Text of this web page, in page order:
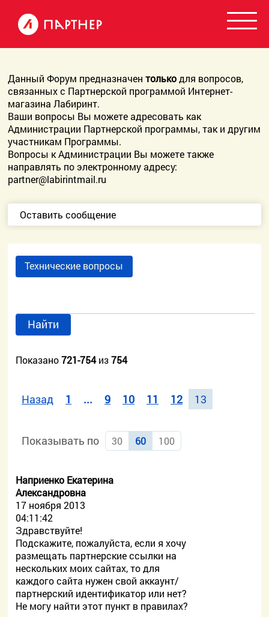
Данный Форум предназначентолькодля вопросов,
связанных с Партнерской программой Интернет-
магазина Лабиринт.
Ваши вопросы Вы можете адресовать как
Администрации Партнерской программы, так и другим
участникам Программы.
Вопросы к Администрации Вы можете также
направлять по электронному адресу:
partner@labirintmail.ru
Оставить сообщение
Технические вопросы
Найти
Показано721-754из754
Назад 1 ... 9 10 11 12 13
Показывать по 30 60 100
Наприенко Екатерина
Александровна
17 ноября 2013
04:11:42
Здравствуйте!
Подскажите, пожалуйста, если я хочу
размещать партнерские ссылки на
нескольких моих сайтах, то для
каждого сайта нужен свой аккаунт/
партнерский идентификатор или нет?
Не могу найти этот пункт в правилах?